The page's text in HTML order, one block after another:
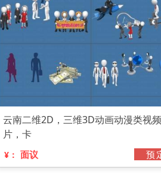
云南二维2D，三维3D动画动漫类视
片，卡
¥： 面议 预